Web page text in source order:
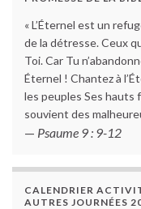
« L’Éternel est un
de la détresse. Ceux
Toi. Car Tu
Éternel ! Chantez à
les peuples Ses hauts
souvient des
— Psaume 9 : 9-12
CALENDRIER
AUTRES JOURNÉES